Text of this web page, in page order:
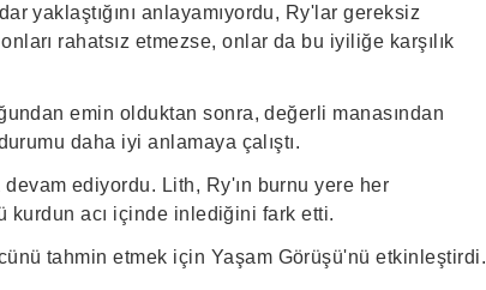
yaklaştığını anlayamıyordu, Ry'lar gereksiz
rahatsız etmezse, onlar da bu iyiliğe karşılık
emin olduktan sonra, değerli manasından
daha iyi anlamaya çalıştı.
ediyordu. Lith, Ry'ın burnu yere her
kurdun acı içinde inlediğini fark etti.
tahmin etmek için Yaşam Görüşü'nü etkinleştirdi.